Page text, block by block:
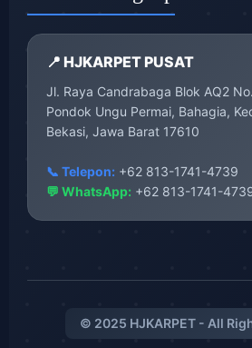
📍 HJKARPET PUSAT
Jl. Raya Candrabaga Blok AQ2
Pondok Ungu Permai, Bahagia,
Bekasi, Jawa Barat 17610
📞 Telepon: +62 813-1741-4739
💬 WhatsApp: +62 813-1741-
© 2025 HJKARPET - All